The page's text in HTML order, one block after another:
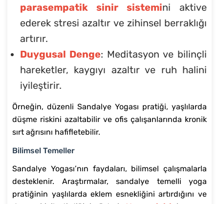
parasempatik sinir sistemini aktive
ederek stresi azaltır ve zihinsel berraklığı
artırır.
Duygusal Denge: Meditasyon ve bilinçli
hareketler, kaygıyı azaltır ve ruh halini
iyileştirir.
Örneğin, düzenli Sandalye Yogası pratiği, yaşlılarda
düşme riskini azaltabilir ve ofis çalışanlarında kronik
sırt ağrısını hafifletebilir.
Bilimsel Temeller
Sandalye Yogası’nın faydaları, bilimsel çalışmalarla
desteklenir. Araştırmalar, sandalye temelli yoga
pratiğinin yaşlılarda eklem esnekliğini artırdığını ve